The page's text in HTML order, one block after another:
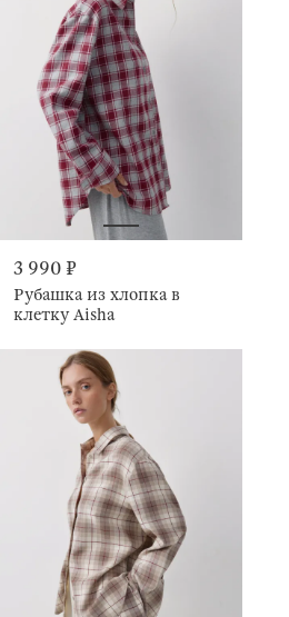
3 990 ₽
Рубашка из хлопка в
клетку Aisha